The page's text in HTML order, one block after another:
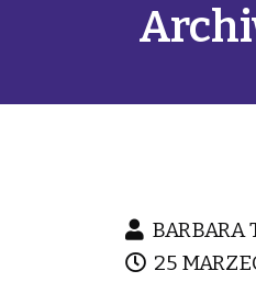
BARBARA
25